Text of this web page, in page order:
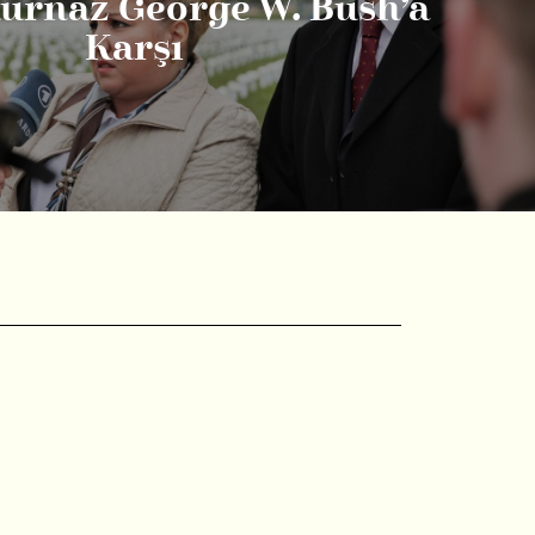
George W. Bush’a
Karşı